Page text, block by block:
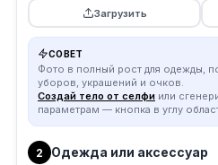
Загрузить
СОВЕТ
Фото в полный рост для одежды,
уборов, украшений и очков.
Создай тело от селфи или
параметрам — кнопка в углу
2 Одежда или аксессуар